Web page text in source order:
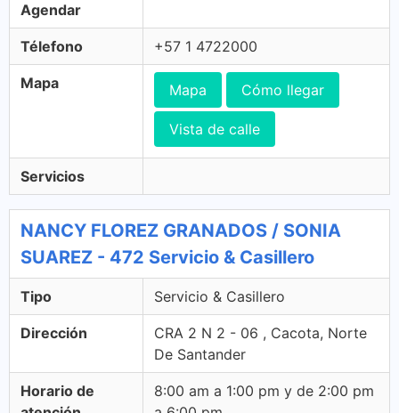
Agendar
Télefono +57 1 4722000
Mapa Mapa Cómo llegar
Vista de calle
Servicios
NANCY FLOREZ GRANADOS / SONIA
SUAREZ - 472 Servicio & Casillero
Tipo Servicio & Casillero
Dirección
CRA 2 N 2 - 06 , Cacota, Norte
De Santander
Horario de
8:00 am a 1:00 pm y de 2:00 pm